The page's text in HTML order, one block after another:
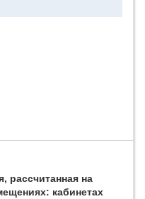
рассчитанная на
кабинетах